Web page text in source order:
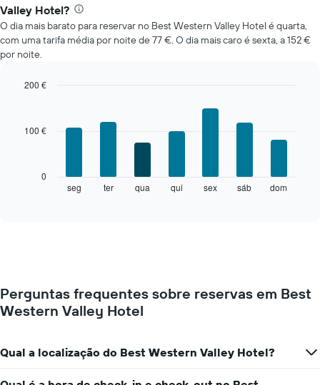
Valley Hotel?
O dia mais barato para reservar no Best Western Valley Hotel é quarta,
com uma tarifa média por noite de 77 €. O dia mais caro é sexta, a 152 €
por noite.
quarto
a
da
seg ter qua qui sex sáb dom
0
100 €
200 €
Perguntas frequentes sobre reservas em Best
Western Valley Hotel
Qual a localização do Best Western Valley Hotel?